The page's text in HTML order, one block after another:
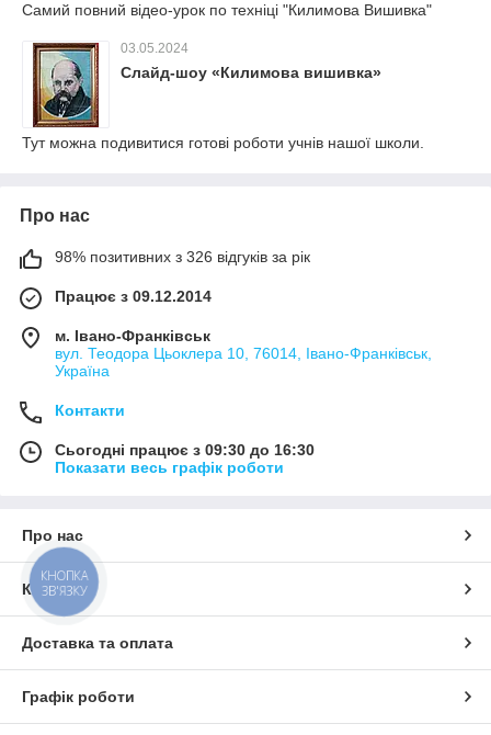
Самий повний відео-урок по техніці "Килимова Вишивка"
03.05.2024
Слайд-шоу «Килимова вишивка»
Тут можна подивитися готові роботи учнів нашої школи.
Про нас
98% позитивних з 326 відгуків за рік
Працює з 09.12.2014
м. Івано-Франківськ
вул. Теодора Цьоклера 10, 76014, Івано-Франківськ,
Україна
Контакти
Сьогодні працює з 09:30 до 16:30
Показати весь графік роботи
Про нас
Контакти
Доставка та оплата
Графік роботи
КНОПКА
ЗВ'ЯЗКУ